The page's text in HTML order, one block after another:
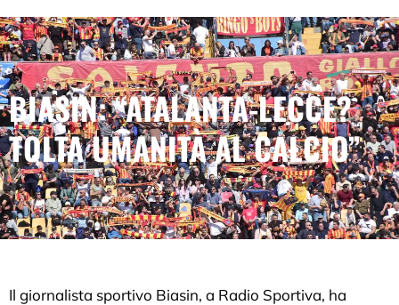
BIASIN: “ATALANTA-LECCE?
TOLTA UMANITÀ AL CALCIO”
Il giornalista sportivo Biasin, a Radio Sportiva, ha